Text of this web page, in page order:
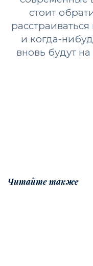
стоит
и когда-
вновь будут
Читайте также